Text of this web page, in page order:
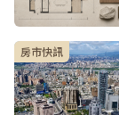
房市快訊